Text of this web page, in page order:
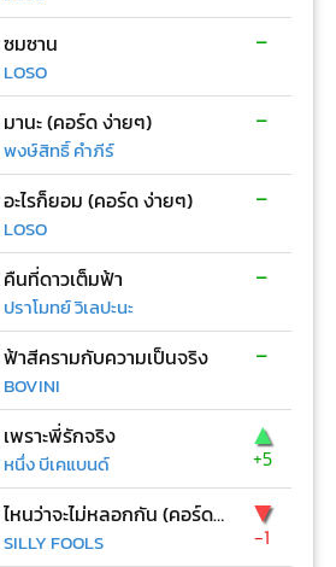
ซมซาน
LOSO
-
มานะ (คอร์ด ง่ายๆ)
พงษ์สิทธิ์ คำภีร์
-
อะไรก็ยอม (คอร์ด ง่ายๆ)
LOSO
-
คืนที่ดาวเต็มฟ้า
ปราโมทย์ วิเลปะนะ
-
ฟ้าสีครามกับความเป็นจริง
BOVINI
-
เพราะพี่รักจริง
หนึ่ง บีเคแบนด์
▲
+5
ไหนว่าจะไม่หลอกกัน (คอร์ด ง่ายๆ)
SILLY FOOLS
▼
-1